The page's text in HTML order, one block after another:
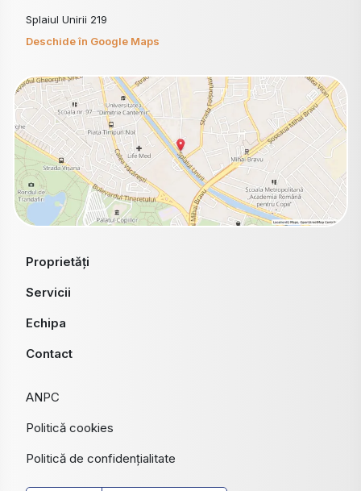
Splaiul Unirii 219
Deschide în Google Maps
Proprietăți
Servicii
Echipa
Contact
ANPC
Politică cookies
Politică de confidențialitate